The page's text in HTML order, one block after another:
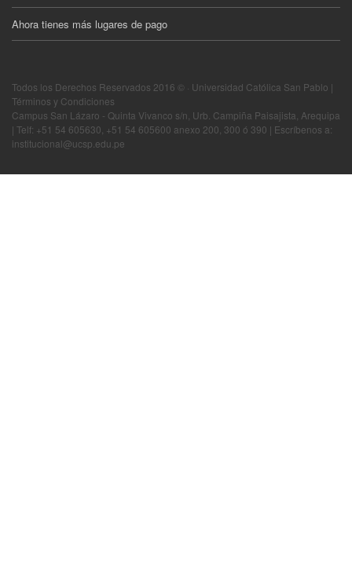
Ahora tienes más lugares de pago
Todos los Derechos Reservados 2016 © · Universidad Católica San Pablo |
Términos y Condiciones
Campus San Lázaro - Quinta Vivanco s/n, Urb. Campiña Paisajista, Arequipa
| Telf: +51 54 605630, +51 54 605600 anexo 200, 300 ó 390 | Escríbenos a:
institucional@ucsp.edu.pe